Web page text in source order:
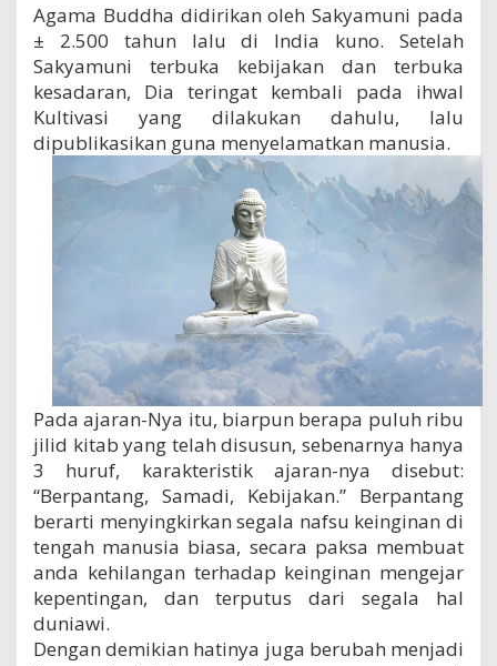
Agama Buddha didirikan oleh Sakyamuni pada
± 2.500 tahun lalu di India kuno. Setelah
Sakyamuni terbuka kebijakan dan terbuka
kesadaran, Dia teringat kembali pada ihwal
Kultivasi yang dilakukan dahulu, lalu
dipublikasikan guna menyelamatkan manusia.
Pada ajaran-Nya itu, biarpun berapa puluh ribu
jilid kitab yang telah disusun, sebenarnya hanya
3 huruf, karakteristik ajaran-nya disebut:
“Berpantang, Samadi, Kebijakan.” Berpantang
berarti menyingkirkan segala nafsu keinginan di
tengah manusia biasa, secara paksa membuat
anda kehilangan terhadap keinginan mengejar
kepentingan, dan terputus dari segala hal
duniawi.
Dengan demikian hatinya juga berubah menjadi